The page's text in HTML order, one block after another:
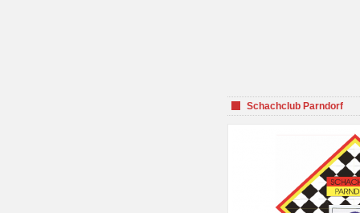
Schachclub Parndorf